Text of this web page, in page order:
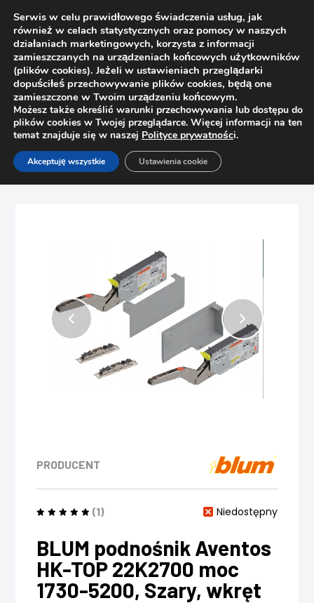
Strona główna Sklep
Podnośniki
BLUM podnośnik Aventos HK-TOP 22K2700 moc 1730-5200,
PRODUCENT
(1) Niedostępny
BLUM podnośnik Aventos
HK-TOP 22K2700 moc
1730-5200, Szary, wkręt
Serwis w celu prawidłowego świadczenia usług, jak
również w celach statystycznych oraz pomocy w naszych
działaniach marketingowych, korzysta z informacji
zamieszczanych na urządzeniach końcowych użytkowników
(plików cookies). Jeżeli w ustawieniach przeglądarki
dopuściłeś przechowywanie plików cookies, będą one
zamieszczone w Twoim urządzeniu końcowym.
Możesz także określić warunki przechowywania lub dostępu do
plików cookies w Twojej przeglądarce. Więcej informacji na ten
temat znajduje się w naszej Polityce prywatności.
Akceptuję wszystkie Ustawienia cookie